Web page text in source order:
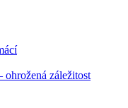
ohrožená záležitost